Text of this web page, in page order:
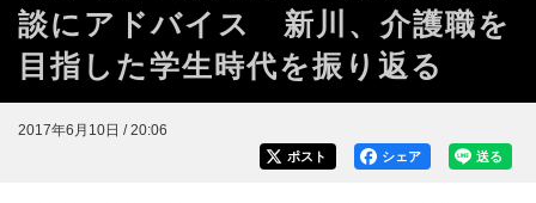
談にアドバイス 新川、介護職を
目指した学生時代を振り返る
2017年6月10日 / 20:06
送る
シェア
ポスト